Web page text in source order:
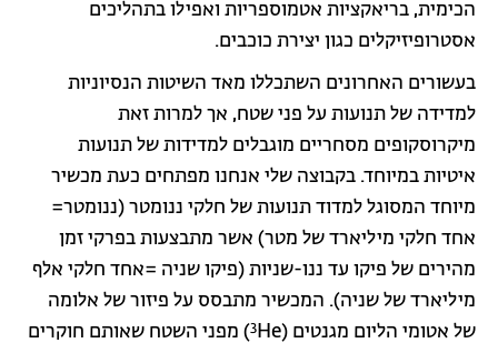
הכימית, בריאקציות אטמוספריות ואפילו בתהליכים
אסטרופיזיקלים כגון יצירת כוכבים.
בעשורים האחרונים השתכללו מאד השיטות הנסיוניות
למדידה של תנועות על פני שטח, אך למרות זאת
מיקרוסקופים מסחריים מוגבלים למדידות של תנועות
איטיות במיוחד. בקבוצה שלי אנחנו מפתחים כעת מכשיר
מיוחד המסוגל למדוד תנועות של חלקי ננומטר (ננומטר=
אחד חלקי מיליארד של מטר) אשר מתבצעות בפרקי זמן
מהירים של פיקו עד ננו-שניות (פיקו שניה =אחד חלקי אלף
מיליארד של שניה). המכשיר מתבסס על פיזור של אלומה
של אטומי הליום מגנטים (
3He) מפני השטח שאותם חוקרים